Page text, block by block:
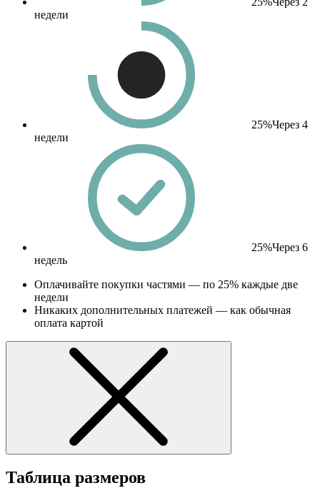
недели
25%Через 4
недели
25%Через 6
недель
Оплачивайте покупки частями — по 25% каждые две
недели
Никаких дополнительных платежей — как обычная
оплата картой
Таблица размеров